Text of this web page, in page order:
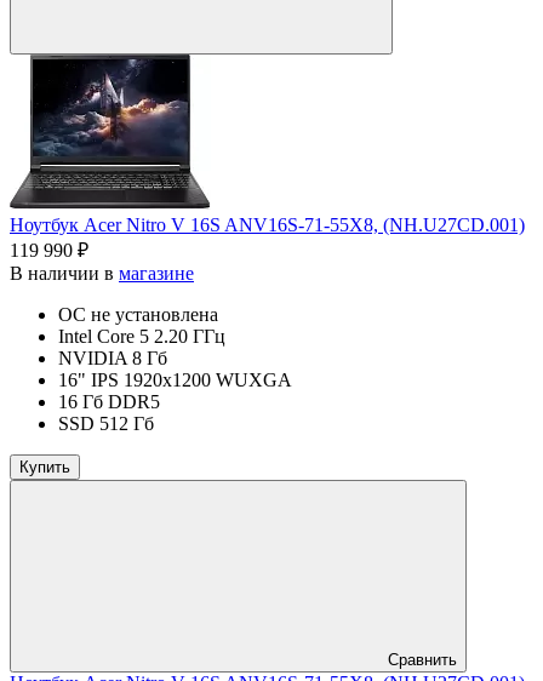
Ноутбук Acer Nitro V 16S ANV16S-71-55X8, (NH.U27CD.001)
119 990 ₽
В наличии в магазине
ОС не установлена
Intel Core 5 2.20 ГГц
NVIDIA 8 Гб
16" IPS 1920x1200 WUXGA
16 Гб DDR5
SSD 512 Гб
Купить
Сравнить